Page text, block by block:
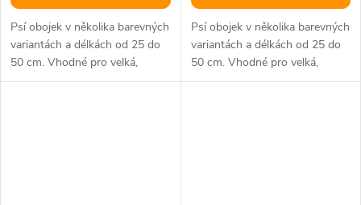
Psí obojek v několika barevných
variantách a délkách od 25 do
50 cm. Vhodné pro velká,
střední i malá plemena psů.
Psí obojek v několika barevných
variantách a délkách od 25 do
50 cm. Vhodné pro velká,
střední i malá plemena psů.